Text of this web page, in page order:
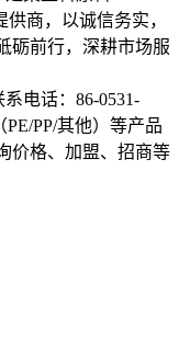
供商，以诚信务实，
砺前行，深耕市场服
电话：86-0531-
PP/其他）等产品
价格、加盟、招商等